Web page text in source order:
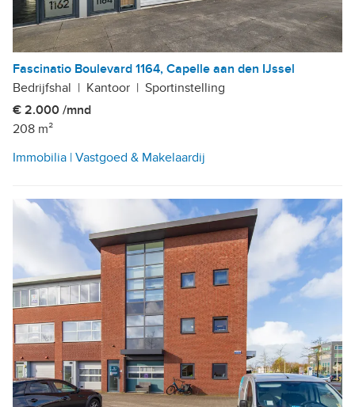
Fascinatio Boulevard 1164, Capelle aan den IJssel
Bedrijfshal | Kantoor | Sportinstelling
€ 2.000 /mnd
208 m²
Immobilia | Vastgoed & Makelaardij